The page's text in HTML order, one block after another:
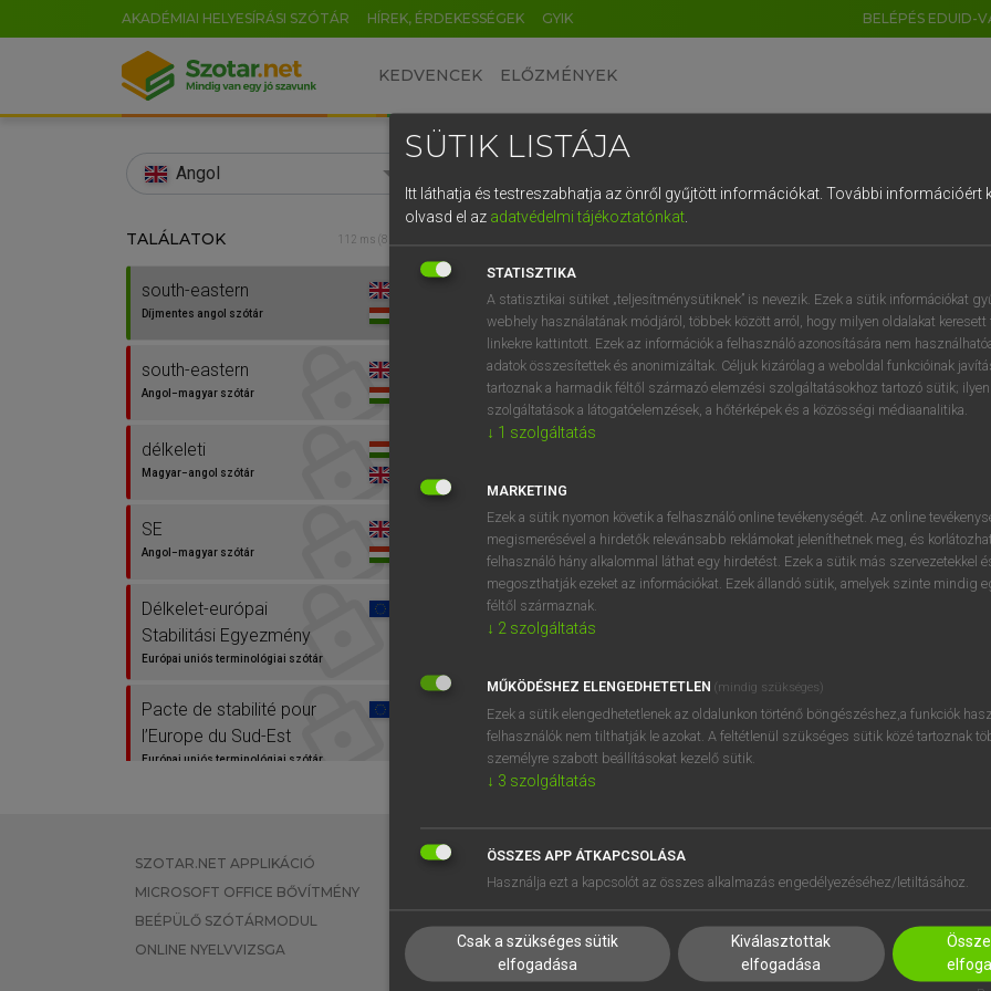
AKADÉMIAI HELYESÍRÁSI SZÓTÁR HÍREK, ÉRDEKESSÉGEK GYIK BELÉPÉS EDUID-
KEDVENCEK ELŐZMÉNYEK
Angol
TALÁLATOK 112 ms (8 db)
south-eastern
Díjmentes angol szótár
south-eastern
Angol−magyar szótár
délkeleti
Magyar−angol szótár
SE
Angol−magyar szótár
Délkelet-európai
Stabilitási Egyezmény
Európai uniós terminológiai szótár
Pacte de stabilité pour
l’Europe du Sud-Est
Európai uniós terminológiai szótár
Európai uniós terminológiai szótár
Stability Pact for South
Díjmentes angol szótár
south-eastern mn délkeleti
⚲ south-easternkeresése szótárainkban
SZOTAR.NET APPLIKÁCIÓ
MICROSOFT OFFICE BŐVÍTMÉNY
BEÉPÜLŐ SZÓTÁRMODUL
ONLINE NYELVVIZSGA
EGYÉNI FELHASZNÁLÓKNAK
TANULÓKNAK
VÁLLALATI MEGOLDÁSOK
SÚGÓ
RÓLUNK
SÜTI BEÁLLÍTÁSOK
SÜTIK LISTÁJA
Itt láthatja és testreszabhatja az önről gyűjtött információkat. További információért
olvasd el az adatvédelmi tájékoztatónkat.
STATISZTIKA
A statisztikai sütiket „teljesítménysütiknek” is nevezik. Ezek a sütik információkat
webhely használatának módjáról, többek között arról, hogy milyen oldalakat keresett
linkekre kattintott. Ezek az információk a felhasználó azonosítására nem
adatok összesítettek és anonimizáltak. Céljuk kizárólag a weboldal funkcióinak
tartoznak a harmadik féltől származó elemzési szolgáltatásokhoz tartozó sütik;
szolgáltatások a látogatóelemzések, a hőtérképek és a közösségi médiaanalitika.
↓ 1 szolgáltatás
MARKETING
Ezek a sütik nyomon követik a felhasználó online tevékenységét. Az online
megismerésével a hirdetők relevánsabb reklámokat jeleníthetnek meg, és
felhasználó hány alkalommal láthat egy hirdetést. Ezek a sütik más szervezetekkel
megoszthatják ezeket az információkat. Ezek állandó sütik, amelyek szinte mindig
féltől származnak.
↓ 2 szolgáltatás
MŰKÖDÉSHEZ ELENGEDHETETLEN (mindig szükséges)
Ezek a sütik elengedhetetlenek az oldalunkon történő böngészéshez,a funkciók
felhasználók nem tilthatják le azokat. A feltétlenül szükséges sütik közé tartoznak
személyre szabott beállításokat kezelő sütik.
↓ 3 szolgáltatás
ÖSSZES APP ÁTKAPCSOLÁSA
Használja ezt a kapcsolót az összes alkalmazás engedélyezéséhez/letiltásához.
Csak a szükséges sütik
elfogadása
Kiválasztottak
elfogadása
EN HU DE CN FR ES IT NL
0 1 2 3 4 5 6 7 8 9
q w e r t z u i
a s d f g h j k l é
í y x c v b n m , .